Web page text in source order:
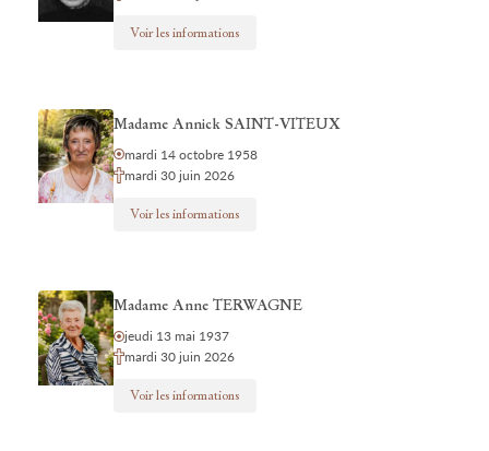
Voir les informations
Madame Annick SAINT-VITEUX
mardi 14 octobre 1958
mardi 30 juin 2026
Voir les informations
Madame Anne TERWAGNE
jeudi 13 mai 1937
mardi 30 juin 2026
Voir les informations